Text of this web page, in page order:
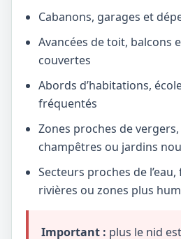
Cabanons, garages et
Avancées de toit, balcons
couvertes
Abords d’habitations,
fréquentés
Zones proches de
champêtres ou jardins
Secteurs proches de
rivières ou zones plus
Important : plus le nid